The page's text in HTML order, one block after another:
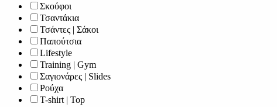
Σκούφοι
Τσαντάκια
Τσάντες | Σάκοι
Παπούτσια
Lifestyle
Training | Gym
Σαγιονάρες | Slides
Ρούχα
T-shirt | Top